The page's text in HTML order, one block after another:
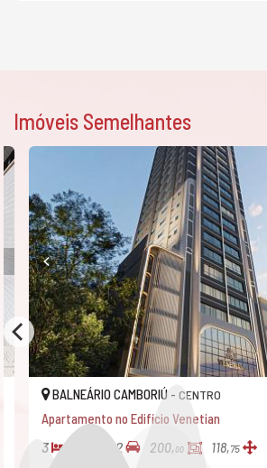
Imóveis Semelhantes
BALNEÁRIO CAMBORIÚ -CENTRO
Apartamento no Edifício Phoenix Tower
3 2 271,00 139,00